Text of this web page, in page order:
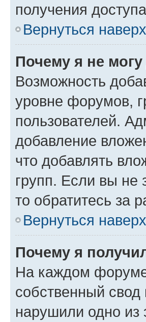
получения
Вернуться наверх
Почему я не
Возможность
уровне форумов,
пользователей.
добавление
что добавлять
групп. Если вы не
то обратитесь за
Вернуться наверх
Почему я
На каждом
собственный
нарушили одно из